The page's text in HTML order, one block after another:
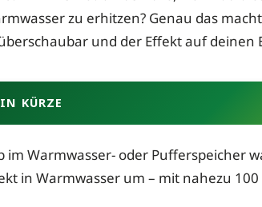
zu erhitzen? Genau das
und der Effekt auf deinen
KÜRZE
im Warmwasser- oder Pufferspeicher
in Warmwasser um – mit nahezu